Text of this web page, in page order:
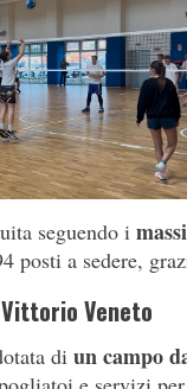
seguendo i
posti a sedere,
Veneto
di un campo